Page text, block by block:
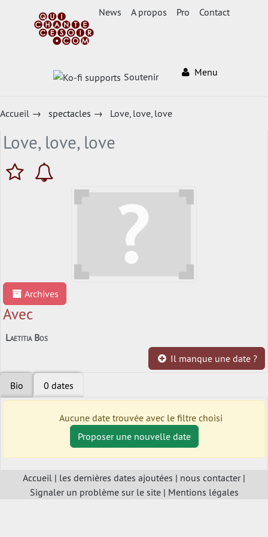
News A propos Pro Contact
Soutenir Menu
Accueil → spectacles → Love, love, love
Love, love, love
Archives
Avec
Laetitia Bos
Il manque une date ?
Bio 0 dates
Aucune date trouvée avec le filtre choisi
Proposer une nouvelle date
Accueil | les dernières dates ajoutées | nous contacter|
Signaler un problème sur le site| Mentions légales